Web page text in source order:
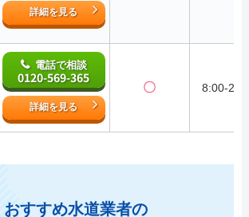
詳細を見る
電話で相談
0120-569-365
詳細を見る
〇 8:00-
おすすめ水道業者の